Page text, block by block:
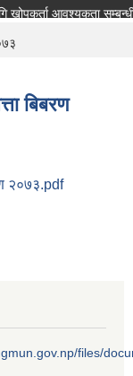
आवश्यकता सम्बन्धी सूचना!
बिबरण
२०७३.pdf
files/